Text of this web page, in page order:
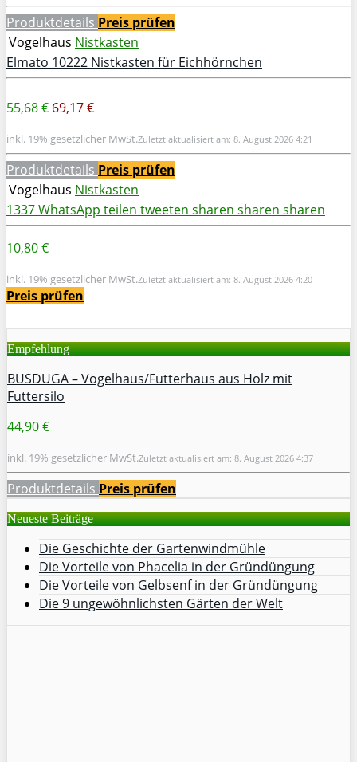
Produktdetails Preis prüfen
Vogelhaus Nistkasten
Elmato 10222 Nistkasten für Eichhörnchen
55,68 €69,17 €
inkl. 19% gesetzlicher MwSt.Zuletzt aktualisiert am: 8. August 2026 4:21
Produktdetails Preis prüfen
Vogelhaus Nistkasten
1337WhatsApp teilen tweeten sharen sharen sharen
10,80 €
inkl. 19% gesetzlicher MwSt.Zuletzt aktualisiert am: 8. August 2026 4:20
Preis prüfen
Empfehlung
BUSDUGA – Vogelhaus/Futterhaus aus Holz mit
Futtersilo
44,90 €
inkl. 19% gesetzlicher MwSt.Zuletzt aktualisiert am: 8. August 2026 4:37
Produktdetails Preis prüfen
Neueste Beiträge
Die Geschichte der Gartenwindmühle
Die Vorteile von Phacelia in der Gründüngung
Die Vorteile von Gelbsenf in der Gründüngung
Die 9 ungewöhnlichsten Gärten der Welt